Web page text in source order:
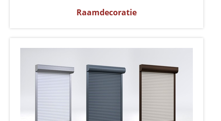
Raamdecoratie